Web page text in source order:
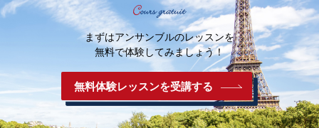
まずはアンサンブルのレッスンを
無料で体験してみましょう！
無料体験レッスンを受講する